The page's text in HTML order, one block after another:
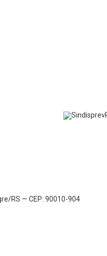
RS — CEP: 90010-904